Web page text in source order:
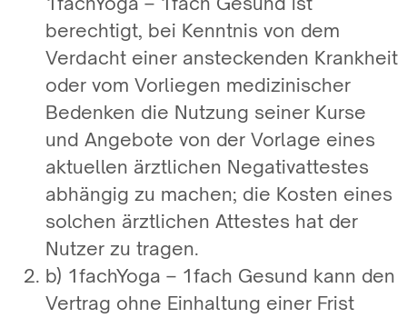
berechtigt, bei Kenntnis von dem
Verdacht einer ansteckenden Krankheit
oder vom Vorliegen medizinischer
Bedenken die Nutzung seiner Kurse
und Angebote von der Vorlage eines
aktuellen ärztlichen Negativattestes
abhängig zu machen; die Kosten eines
solchen ärztlichen Attestes hat der
Nutzer zu tragen.
b) 1fachYoga – 1fach Gesund kann den
Vertrag ohne Einhaltung einer Frist